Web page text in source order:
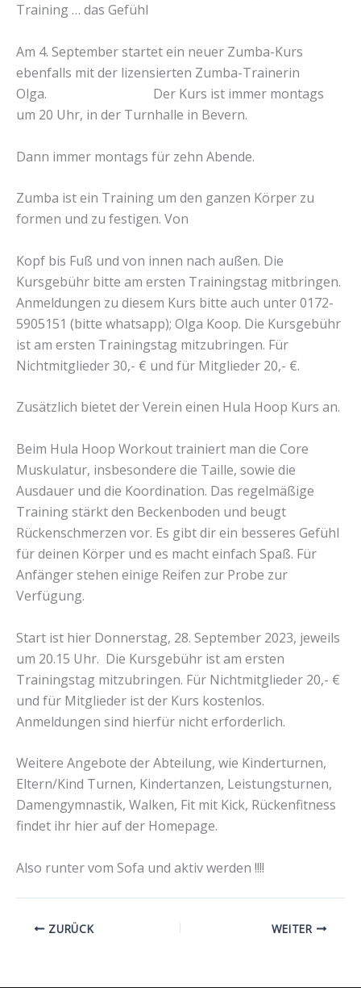
Training … das Gefühl
Am 4. September startet ein neuer Zumba-Kurs
ebenfalls mit der lizensierten Zumba-Trainerin
Olga. Der Kurs ist immer montags
um 20 Uhr, in der Turnhalle in Bevern.
Dann immer montags für zehn Abende.
Zumba ist ein Training um den ganzen Körper zu
formen und zu festigen. Von
Kopf bis Fuß und von innen nach außen. Die
Kursgebühr bitte am ersten Trainingstag mitbringen.
Anmeldungen zu diesem Kurs bitte auch unter 0172-
5905151 (bitte whatsapp); Olga Koop. Die Kursgebühr
ist am ersten Trainingstag mitzubringen. Für
Nichtmitglieder 30,- € und für Mitglieder 20,- €.
Zusätzlich bietet der Verein einen Hula Hoop Kurs an.
Beim Hula Hoop Workout trainiert man die Core
Muskulatur, insbesondere die Taille, sowie die
Ausdauer und die Koordination. Das regelmäßige
Training stärkt den Beckenboden und beugt
Rückenschmerzen vor. Es gibt dir ein besseres Gefühl
für deinen Körper und es macht einfach Spaß. Für
Anfänger stehen einige Reifen zur Probe zur
Verfügung.
Start ist hier Donnerstag, 28. September 2023, jeweils
um 20.15 Uhr. Die Kursgebühr ist am ersten
Trainingstag mitzubringen. Für Nichtmitglieder 20,- €
und für Mitglieder ist der Kurs kostenlos.
Anmeldungen sind hierfür nicht erforderlich.
Weitere Angebote der Abteilung, wie Kinderturnen,
Eltern/Kind Turnen, Kindertanzen, Leistungsturnen,
Damengymnastik, Walken, Fit mit Kick, Rückenfitness
findet ihr hier auf der Homepage.
Also runter vom Sofa und aktiv werden !!!!
ZURÜCK WEITER